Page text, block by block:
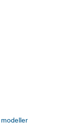
modeller